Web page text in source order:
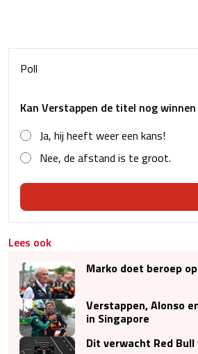
Poll
Kan Verstappen de titel nog
Ja, hij heeft weer een kans!
Nee, de afstand is te groot.
Lees ook
Marko doet beroep
Verstappen, Alonso
in Singapore
Dit verwacht Red